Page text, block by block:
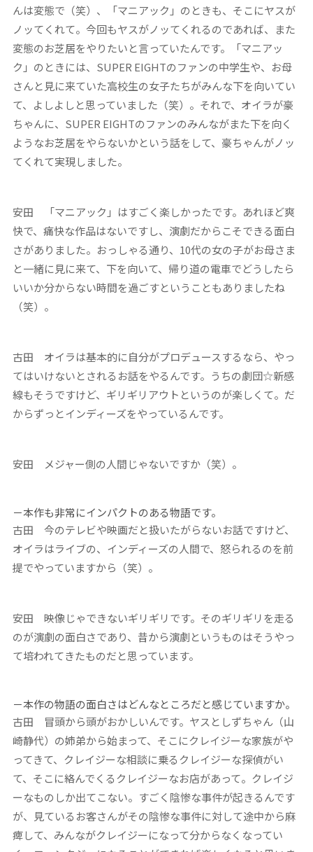
んは変態で（笑）、「マニアック」のときも、そこにヤスが
ノッてくれて。今回もヤスがノッてくれるのであれば、また
変態のお芝居をやりたいと言っていたんです。「マニアッ
ク」のときには、SUPER EIGHTのファンの中学生や、お母
さんと見に来ていた高校生の女子たちがみんな下を向いてい
て、よしよしと思っていました（笑）。それで、オイラが豪
ちゃんに、SUPER EIGHTのファンのみんながまた下を向く
ようなお芝居をやらないかという話をして、豪ちゃんがノッ
てくれて実現しました。
安田 「マニアック」はすごく楽しかったです。あれほど爽
快で、痛快な作品はないですし、演劇だからこそできる面白
さがありました。おっしゃる通り、10代の女の子がお母さま
と一緒に見に来て、下を向いて、帰り道の電車でどうしたら
いいか分からない時間を過ごすということもありましたね
（笑）。
古田 オイラは基本的に自分がプロデュースするなら、やっ
てはいけないとされるお話をやるんです。うちの劇団☆新感
線もそうですけど、ギリギリアウトというのが楽しくて。だ
からずっとインディーズをやっているんです。
安田 メジャー側の人間じゃないですか（笑）。
－本作も非常にインパクトのある物語です。
古田 今のテレビや映画だと扱いたがらないお話ですけど、
オイラはライブの、インディーズの人間で、怒られるのを前
提でやっていますから（笑）。
安田 映像じゃできないギリギリです。そのギリギリを走る
のが演劇の面白さであり、昔から演劇というものはそうやっ
て培われてきたものだと思っています。
－本作の物語の面白さはどんなところだと感じていますか。
古田 冒頭から頭がおかしいんです。ヤスとしずちゃん（山
崎静代）の姉弟から始まって、そこにクレイジーな家族がや
ってきて、クレイジーな相談に乗るクレイジーな探偵がい
て、そこに絡んでくるクレイジーなお店があって。クレイジ
ーなものしか出てこない。すごく陰惨な事件が起きるんです
が、見ているお客さんがその陰惨な事件に対して途中から麻
痺して、みんながクレイジーになって分からなくなってい